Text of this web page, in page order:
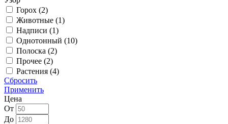
Горох (2)
Животные (1)
Надписи (1)
Однотонный (10)
Полоска (2)
Прочее (2)
Растения (4)
Сбросить
Применить
Цена
От
До